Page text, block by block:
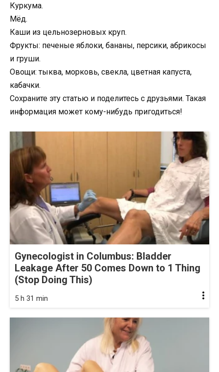
Куркума.
Мёд.
Каши из цельнозерновых круп.
Фрукты: печеные яблоки, бананы, персики, абрикосы
и груши.
Овощи: тыква, морковь, свекла, цветная капуста,
кабачки.
Сохраните эту статью и поделитесь с друзьями. Такая
информация может кому-нибудь пригодиться!
Gynecologist in Columbus: Bladder
Leakage After 50 Comes Down to 1 Thing
(Stop Doing This)
5 h 31 min